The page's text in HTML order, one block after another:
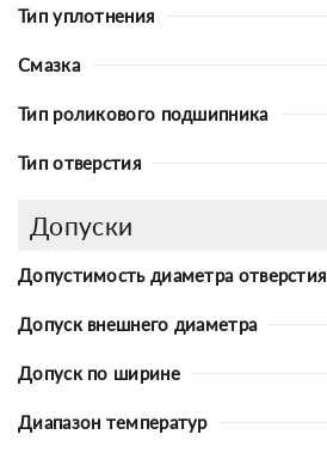
Тип уплотнения
Смазка
Тип роликового подшипника
Тип отверстия
Допуски
Допустимость диаметра отверстия
Допуск внешнего диаметра
Допуск по ширине
Диапазон температур